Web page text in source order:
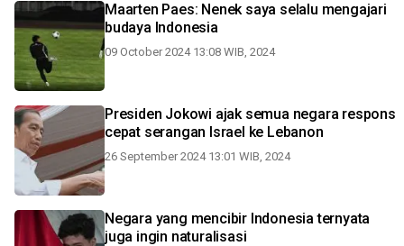
Maarten Paes: Nenek saya selalu mengajari
budaya Indonesia
09 October 2024 13:08 WIB, 2024
Presiden Jokowi ajak semua negara respons
cepat serangan Israel ke Lebanon
26 September 2024 13:01 WIB, 2024
Negara yang mencibir Indonesia ternyata
juga ingin naturalisasi